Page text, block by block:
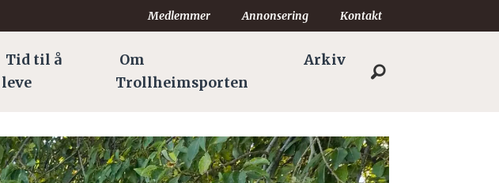
Medlemmer Annonsering Kontakt
Tid til å
leve
Om
Trollheimsporten
Arkiv